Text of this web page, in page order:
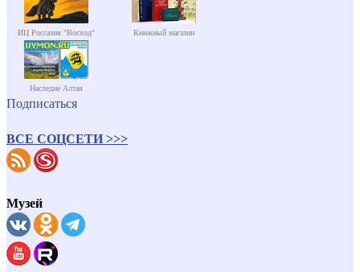
ИЦ Россазия "Восход" Книжный магазин
Наследие Алтая
Подписаться
ВСЕ СОЦСЕТИ >>>
Музей